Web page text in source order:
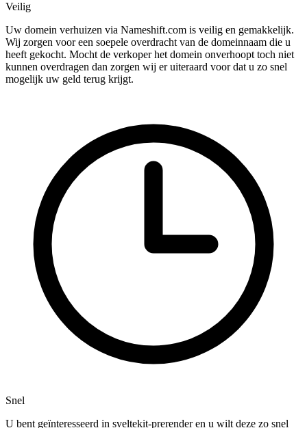
Veilig
Uw domein verhuizen via Nameshift.com is veilig en gemakkelijk.
Wij zorgen voor een soepele overdracht van de domeinnaam die u
heeft gekocht. Mocht de verkoper het domein onverhoopt toch niet
kunnen overdragen dan zorgen wij er uiteraard voor dat u zo snel
mogelijk uw geld terug krijgt.
Snel
U bent geïnteresseerd in sveltekit-prerender en u wilt deze zo snel